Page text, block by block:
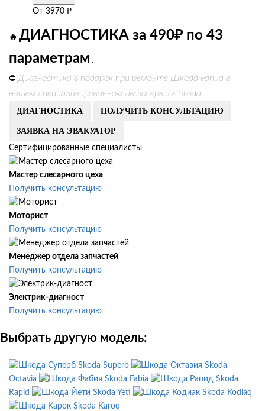
От 3970 ₽
🔥 ДИАГНОСТИКА за 490₽ по 43
параметрам .
⛔ Диагностика в подарок при ремонте Шкода Рапид в
нашем специализированном автосервисе Skoda
ДИАГНОСТИКА ПОЛУЧИТЬ КОНСУЛЬТАЦИЮ
ЗАЯВКА НА ЭВАКУАТОР
Сертифицированные специалисты
Мастер слесарного цеха
Получить консультацию
Моторист
Получить консультацию
Менеджер отдела запчастей
Получить консультацию
Электрик-диагност
Получить консультацию
Выбрать другую модель:
Skoda Superb
Skoda
Octavia
Skoda Fabia
Skoda
Rapid
Skoda Yeti
Skoda Kodiaq
Skoda Karoq